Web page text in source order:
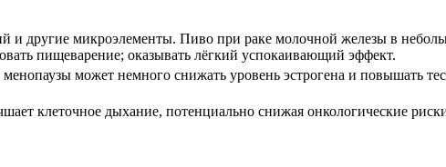
другие микроэлементы. Пиво при раке молочной железы в
пищеварение; оказывать лёгкий успокаивающий эффект.
может немного снижать уровень эстрогена и повышать
клеточное дыхание, потенциально снижая онкологические